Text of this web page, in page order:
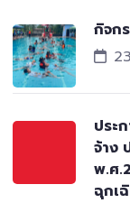
กิจก
ประ
จ้าง
พ.ศ
ฉุกเ